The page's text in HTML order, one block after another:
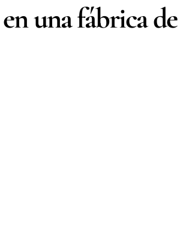
una fábrica de